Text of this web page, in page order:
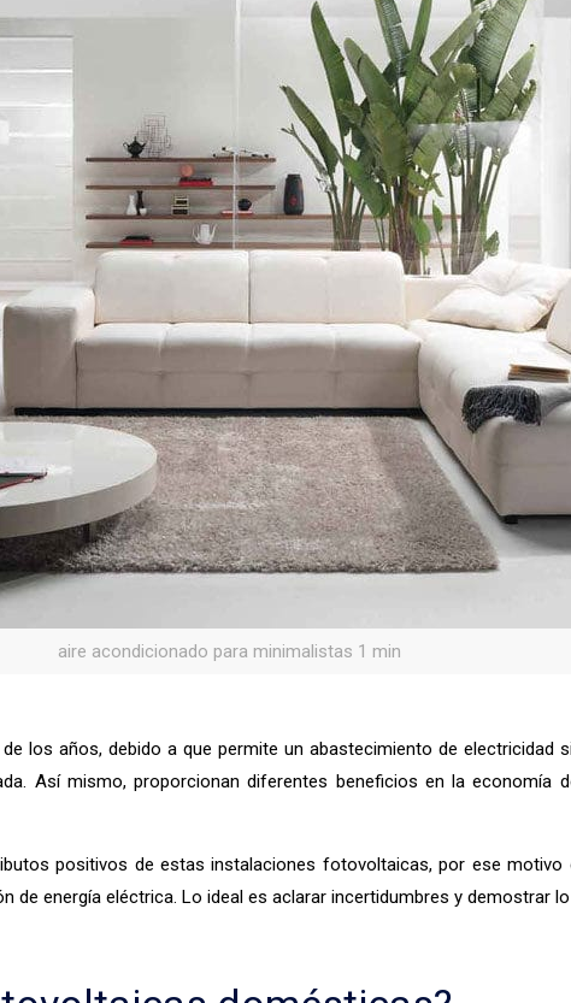
aire acondicionado para minimalistas 1 min
los años, debido a que permite un abastecimiento de electricidad
Así mismo, proporcionan diferentes beneficios en la economía
positivos de estas instalaciones fotovoltaicas, por ese motivo
energía eléctrica. Lo ideal es aclarar incertidumbres y demostrar